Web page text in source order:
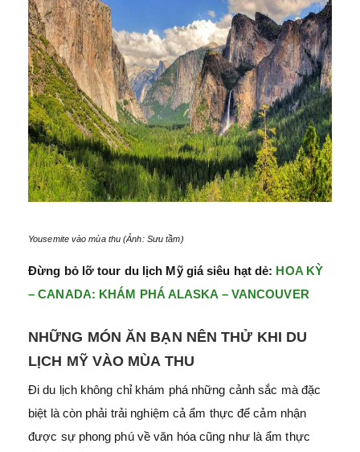
Yousemite vào mùa thu (Ảnh: Sưu tầm)
Đừng bỏ lỡ tour du lịch Mỹ giá siêu hạt dẻ: HOA KỲ
– CANADA: KHÁM PHÁ ALASKA – VANCOUVER
NHỮNG MÓN ĂN BẠN NÊN THỬ KHI DU
LỊCH MỸ VÀO MÙA THU
Đi du lịch không chỉ khám phá những cảnh sắc mà đặc
biệt là còn phải trải nghiệm cả ẩm thực để cảm nhận
được sự phong phú về văn hóa cũng như là ẩm thực